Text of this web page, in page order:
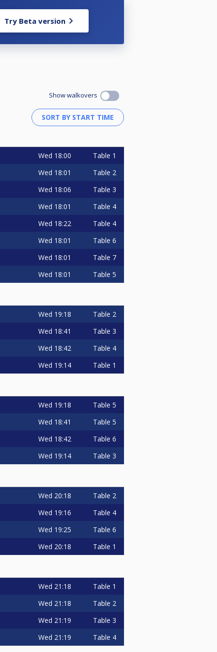
Try Beta version
Show walkovers
Wed 18:00 Table 1
Wed 18:01 Table 2
Wed 18:06 Table 3
Wed 18:01 Table 4
Wed 18:22 Table 4
Wed 18:01 Table 6
Wed 18:01 Table 7
Wed 18:01 Table 5
Wed 19:18 Table 2
Wed 18:41 Table 3
Wed 18:42 Table 4
Wed 19:14 Table 1
Wed 19:18 Table 5
Wed 18:41 Table 5
Wed 18:42 Table 6
Wed 19:14 Table 3
Wed 20:18 Table 2
Wed 19:16 Table 4
Wed 19:25 Table 6
Wed 20:18 Table 1
Wed 21:18 Table 1
Wed 21:18 Table 2
Wed 21:19 Table 3
Wed 21:19 Table 4